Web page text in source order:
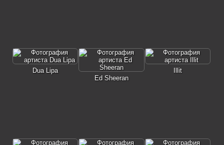
Dua Lipa
Ed Sheeran
Illit